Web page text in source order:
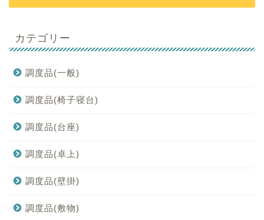
カテゴリー
調度品(一般)
調度品(椅子寝台)
調度品(台座)
調度品(卓上)
調度品(壁掛)
調度品(敷物)